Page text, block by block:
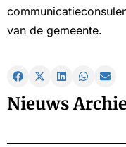
van de gemeente.
Nieuws